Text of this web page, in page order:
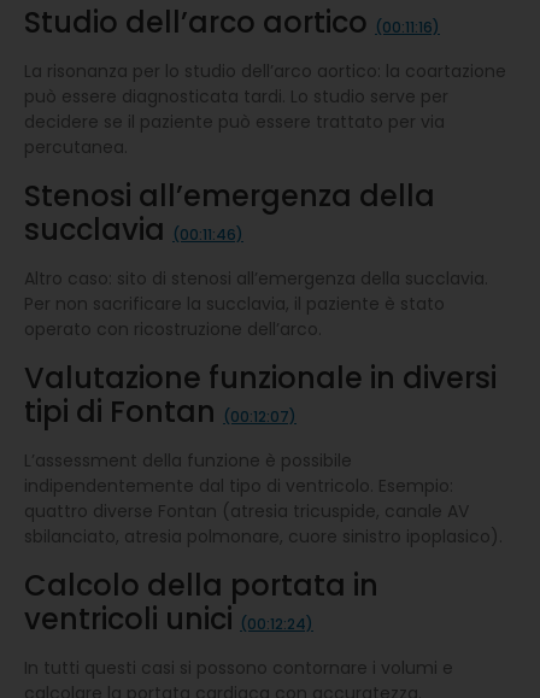
Studio dell’arco aortico (00:11:16)
La risonanza per lo studio dell’arco aortico: la coartazione
può essere diagnosticata tardi. Lo studio serve per
decidere se il paziente può essere trattato per via
percutanea.
Stenosi all’emergenza della
succlavia (00:11:46)
Altro caso: sito di stenosi all’emergenza della succlavia.
Per non sacrificare la succlavia, il paziente è stato
operato con ricostruzione dell’arco.
Valutazione funzionale in diversi
tipi di Fontan (00:12:07)
L’assessment della funzione è possibile
indipendentemente dal tipo di ventricolo. Esempio:
quattro diverse Fontan (atresia tricuspide, canale AV
sbilanciato, atresia polmonare, cuore sinistro ipoplasico).
Calcolo della portata in
ventricoli unici (00:12:24)
In tutti questi casi si possono contornare i volumi e
calcolare la portata cardiaca con accuratezza.